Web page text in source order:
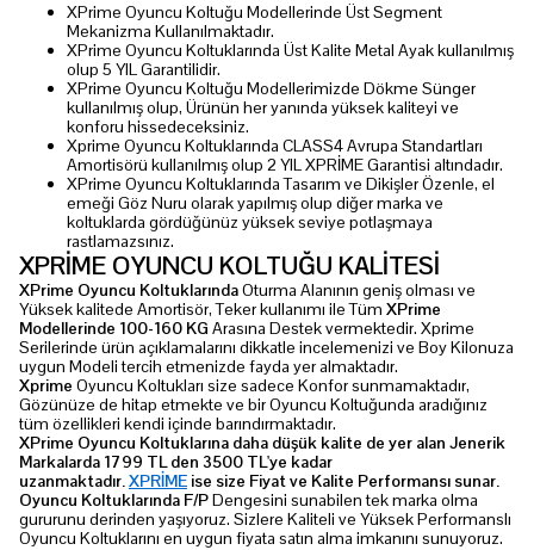
XPrime Oyuncu Koltuğu Modellerinde Üst Segment
Mekanizma Kullanılmaktadır.
XPrime Oyuncu Koltuklarında Üst Kalite Metal Ayak kullanılmış
olup 5 YIL Garantilidir.
XPrime Oyuncu Koltuğu Modellerimizde Dökme Sünger
kullanılmış olup, Ürünün her yanında yüksek kaliteyi ve
konforu hissedeceksiniz.
Xprime Oyuncu Koltuklarında CLASS4 Avrupa Standartları
Amortisörü kullanılmış olup 2 YIL XPRİME Garantisi altındadır.
XPrime Oyuncu Koltuklarında Tasarım ve Dikişler Özenle, el
emeği Göz Nuru olarak yapılmış olup diğer marka ve
koltuklarda gördüğünüz yüksek seviye potlaşmaya
rastlamazsınız.
XPRİME OYUNCU KOLTUĞU KALİTESİ
XPrime Oyuncu KoltuklarındaOturma Alanının geniş olması ve
Yüksek kalitede Amortisör, Teker kullanımı ile Tüm XPrime
Modellerinde 100-160 KG Arasına Destek vermektedir. Xprime
Serilerinde ürün açıklamalarını dikkatle incelemenizi ve Boy Kilonuza
uygun Modeli tercih etmenizde fayda yer almaktadır.
Xprime Oyuncu Koltukları size sadece Konfor sunmamaktadır,
Gözünüze de hitap etmekte ve bir Oyuncu Koltuğunda aradığınız
tüm özellikleri kendi içinde barındırmaktadır.
XPrime Oyuncu Koltuklarına daha düşük kalite de yer alan Jenerik
Markalarda 1799 TL den 3500 TL'ye kadar
uzanmaktadır.XPRİME ise size Fiyat ve Kalite Performansı sunar.
Oyuncu Koltuklarında F/PDengesini sunabilen tek marka olma
gururunu derinden yaşıyoruz. Sizlere Kaliteli ve Yüksek Performanslı
Oyuncu Koltuklarını en uygun fiyata satın alma imkanını sunuyoruz.